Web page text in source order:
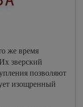
же время
зверский
позволяют
изощренный